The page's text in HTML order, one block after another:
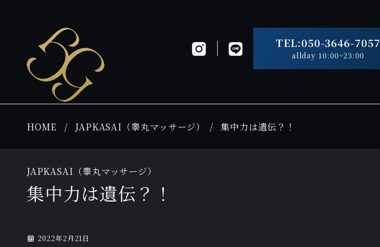
TEL:050-3646-7057
allday 10:00~23:00
HOME JAPKASAI（睾丸マッサージ） 集中力は遺伝？！
JAPKASAI（睾丸マッサージ）
集中力は遺伝？！
2022年2月21日